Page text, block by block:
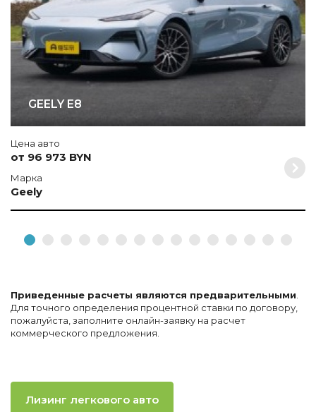
GEELY E8
Цена авто
от 96 973 BYN
Марка
Geely
Приведенные расчеты являются предварительными.
Для точного определения процентной ставки по договору,
пожалуйста, заполните онлайн-заявку на расчет
коммерческого предложения.
Лизинг легкового авто